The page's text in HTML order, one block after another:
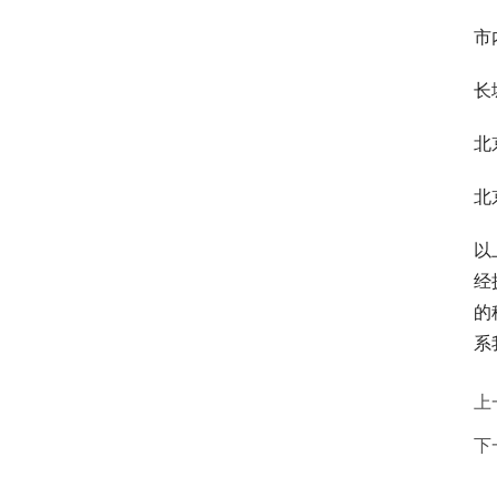
市
长
北
北
以
经
的
下